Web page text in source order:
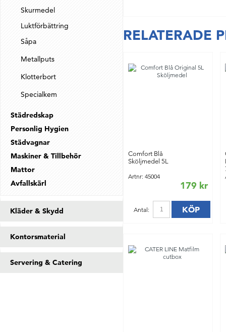
Skurmedel
Luktförbättring
Såpa
Metallputs
Klotterbort
Specialkem
Städredskap
Personlig Hygien
Städvagnar
Maskiner & Tillbehör
Mattor
Avfallskärl
Kläder & Skydd
Kontorsmaterial
Servering & Catering
RELATERADE
Comfort Blå
Sköljmedel 5L
Artnr: 45004
179 kr
Antal: KÖP